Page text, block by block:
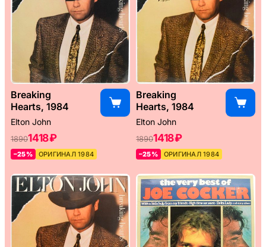
Breaking
Hearts, 1984
Elton John
18901418 ₽
–25% ОРИГИНАЛ 1984
Breaking
Hearts, 1984
Elton John
18901418 ₽
–25% ОРИГИНАЛ 1984